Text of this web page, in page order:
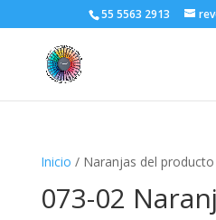
55 5563 2913
Inicio / Naranjas del
073-02